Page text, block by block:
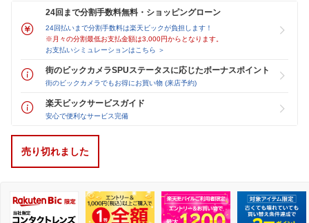
24回まで分割手数料無料・ショッピングローン
24回払いまで分割手数料は楽天ビックが負担します！
※月々の分割最低お支払金額は3,000円からとなります。
お支払いシミュレーションはこちら ＞
街のビックカメラSPUステータスに応じたボーナスポイント
街のビックカメラでもお得にお買い物 (来店予約)
楽天ビックサービスガイド
安心で便利なサービス完備
売り切れました